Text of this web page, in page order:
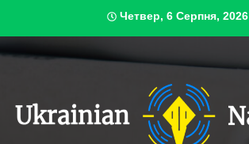
content
Четвер, 6 Серпня, 2026